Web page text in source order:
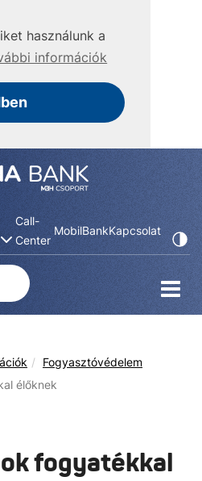
használunk a
információk
Call-
Center
MobilBankKapcsolat
Fogyasztóvédelem
élőknek
fogyatékkal